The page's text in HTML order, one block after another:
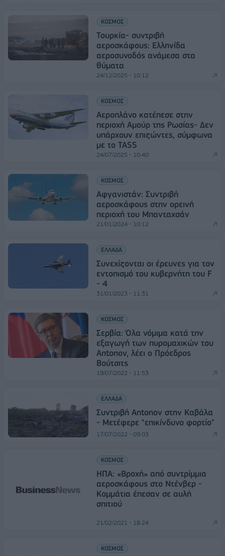
ΚΟΣΜΟΣ
Τουρκία- συντριβή
αεροσκάφους: Ελληνίδα
αεροσυνοδός ανάμεσα στα
θύματα
24/12/2025 - 10:12
ΚΟΣΜΟΣ
Αεροπλάνο κατέπεσε στην
περιοχή Αμούρ της Ρωσίας- Δεν
υπάρχουν επιζώντες, σύμφωνα
με το TASS
24/07/2025 - 10:40
ΚΟΣΜΟΣ
Αφγανιστάν: Συντριβή
αεροσκάφους στην ορεινή
περιοχή του Μπανταχσάν
21/01/2024 - 10:12
ΕΛΛΑΔΑ
Συνεχίζονται οι έρευνες για τον
εντοπισμό του κυβερνήτη του F
- 4
31/01/2023 - 11:31
ΚΟΣΜΟΣ
Σερβία: Όλα νόμιμα κατά την
εξαγωγή των πυρομαχικών του
Antonov, λέει ο Πρόεδρος
Βούτσιτς
19/07/2022 - 11:53
ΕΛΛΑΔΑ
Συντριβή Antonov στην Καβάλα
- Μετέφερε "επικίνδυνο φορτίο"
17/07/2022 - 09:03
ΚΟΣΜΟΣ
ΗΠΑ: «Βροχή» από συντρίμμια
αεροσκάφους στο Ντένβερ -
Κομμάτια έπεσαν σε αυλή
σπιτιού
21/02/2021 - 18:24
ΚΟΣΜΟΣ